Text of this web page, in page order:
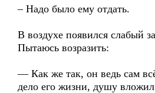
– Надо было ему отдать.
В воздухе появился слабый
Пытаюсь возразить:
— Как же так, он ведь сам
дело его жизни, душу